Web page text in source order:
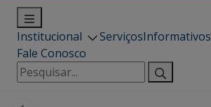
Institucional ServiçosInformativos
Fale Conosco
Pesquisar
por: